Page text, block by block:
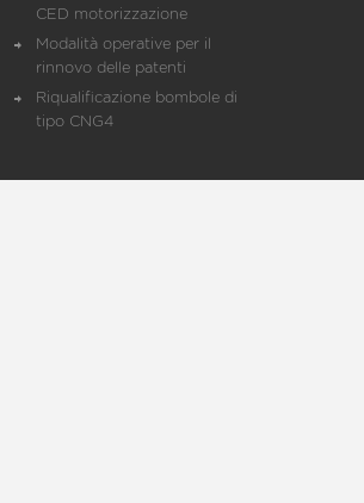
CED motorizzazione
Modalità operative per il
rinnovo delle patenti
Riqualificazione bombole di
tipo CNG4